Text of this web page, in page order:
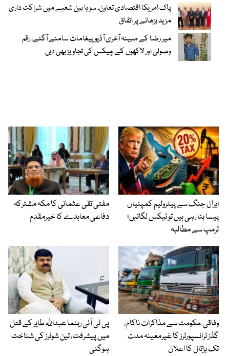
پاک امریکا اقتصادی تعاون، سویا بین شعبے میں شراکت داری
مزید بڑھانے پر اتفاق
میر رضا کے مبینہ آخری آڈیو پیغامات سامنے آگئے، رقم
وصولی اور لاکھوں کے چیکس کی تجاویز بھی دیں
ایران جنگ سے پیٹرولیم کمپنیاں
پیسا بنا رہی ہیں تو ٹیکس لگائیں؛
ٹرمپ سے مطالبہ
مفتی تقی عثمانی کا مکہ مشترکہ
دفاعی معاہدے کا خیرمقدم
وفاقی حکومت سے مذاکرات ناکام،
گڈز ٹرانسپورٹرز کا غیرمعینہ مدت
تک ہڑتال کا اعلان
پی ٹی آئی رہنما عبداللہ طایر کے قتل
میں پیشرفت، تین شوٹرز کی شناخت
ہوگئی